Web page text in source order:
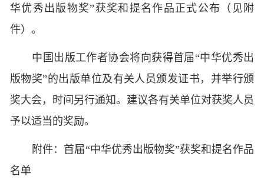
华优秀出版物奖”获奖和提名作品正式公布（见附
件）。
中国出版工作者协会将向获得首届 “中华优秀出
版物奖”的出版单位及有关人员颁发证书，并举行颁
奖大会，时间另行通知。建议各有关单位对获奖人员
予以适当的奖励。
附件：首届 “中华优秀出版物奖”获奖和提名作品
名单